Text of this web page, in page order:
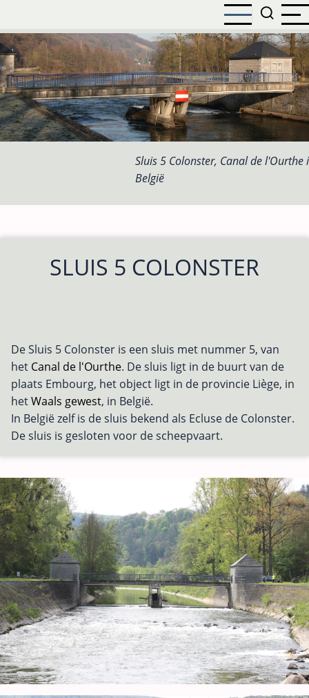
naar
de
inhoud
gaan
Sluis 5 Colonster, Canal de l'Ourthe
België
SLUIS 5 COLONSTER
De Sluis 5 Colonster is een sluis met nummer 5, van
het Canal de l'Ourthe. De sluis ligt in de buurt van de
plaats Embourg, het object ligt in de provincie Liège, in
hetWaals gewest, in België.
In België zelf is de sluis bekend als Ecluse de Colonster.
De sluis is gesloten voor de scheepvaart.